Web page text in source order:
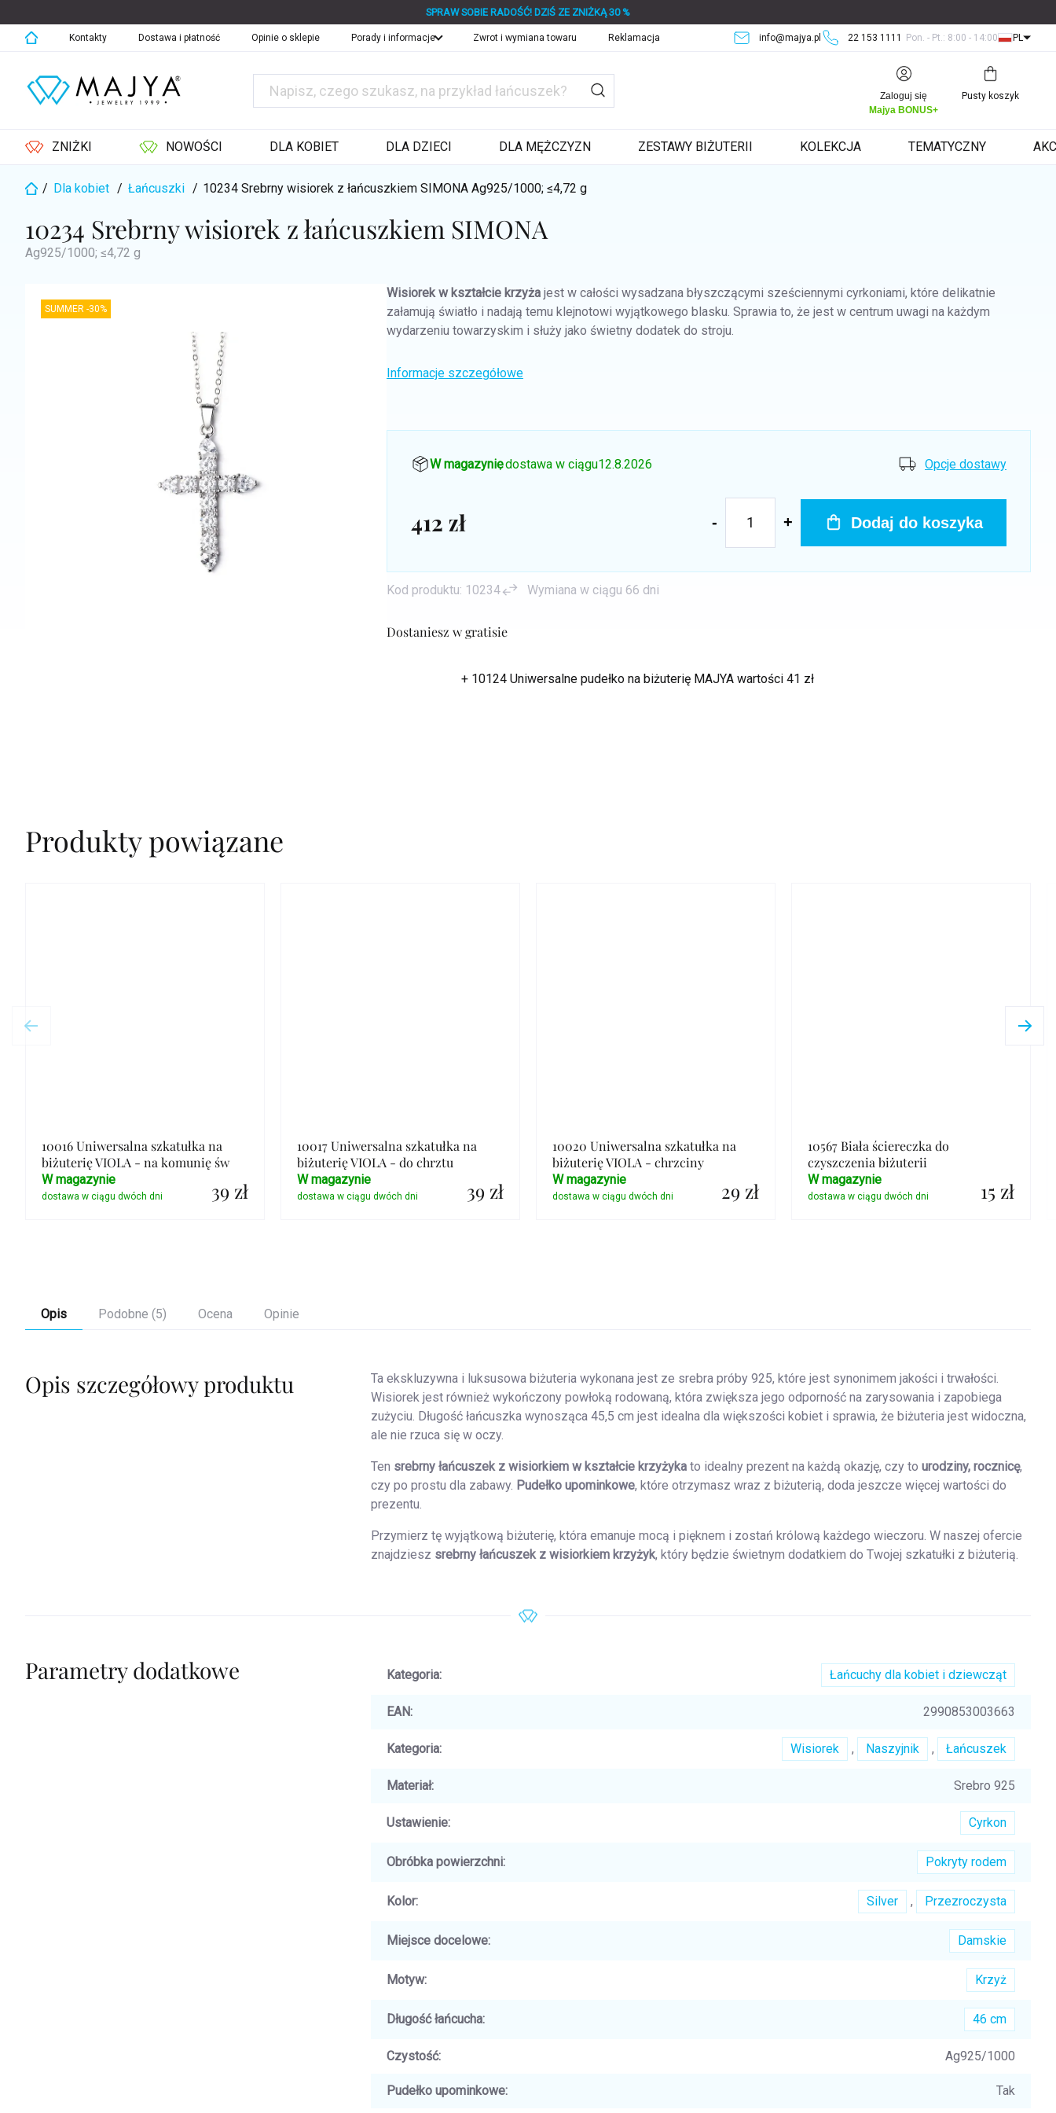
do
treści
SPRAW SOBIE RADOŚĆ! DZIŚ ZE ZNIŻKĄ 30 %
22 153 1111 Pon. - Pt.: 8:00 - 14:00
info@majya.pl
Kontakty Dostawa i płatność Opinie o sklepie Porady i informacje Zwrot i wymiana towaru Reklamacja PL
Zaloguj się
Majya BONUS+
Koszyk
Pusty koszyk
ZNIŻKI NOWOŚCI DLA KOBIET DLA DZIECI DLA MĘŻCZYZN ZESTAWY BIŻUTERII KOLEKCJA TEMATYCZNY
Home
/ Dla kobiet / Łańcuszki / 10234 Srebrny wisiorek z łańcuszkiem SIMONAAg925/1000; ≤4,72 g
10234 Srebrny wisiorek z łańcuszkiem SIMONA
Ag925/1000; ≤4,72 g
SUMMER -30%
Dostaniesz w gratisie
+ 10124 Uniwersalne pudełko na biżuterię MAJYA wartości 41 zł
Wisiorek w kształcie krzyża jest w całości wysadzana błyszczącymi sześciennymi cyrkoniami, które delikatnie
załamują światło i nadają temu klejnotowi wyjątkowego blasku. Sprawia to, że jest w centrum uwagi na każdym
wydarzeniu towarzyskim i służy jako świetny dodatek do stroju.
Informacje szczegółowe
W magazynie, dostawa w ciągu12.8.2026 Opcje dostawy
412 zł Dodaj do koszyka
Kod produktu: 10234 Wymiana w ciągu 66 dni
Produkty powiązane
10016 Uniwersalna szkatułka na
biżuterię VIOLA - na komunię św
39 zł
W magazynie
10017 Uniwersalna szkatułka na
biżuterię VIOLA - do chrztu
39 zł
W magazynie
10020 Uniwersalna szkatułka na
biżuterię VIOLA - chrzciny
29 zł
W magazynie
10567 Biała ściereczka do
czyszczenia biżuterii
15 zł
W magazynie
Opis Podobne (5) Ocena Opinie
Opis szczegółowy produktu
Ta ekskluzywna i luksusowa biżuteria wykonana jest ze srebra próby 925, które jest synonimem jakości i trwałości.
Wisiorek jest również wykończony powłoką rodowaną, która zwiększa jego odporność na zarysowania i zapobiega
zużyciu. Długość łańcuszka wynosząca 45,5 cm jest idealna dla większości kobiet i sprawia, że biżuteria jest widoczna,
ale nie rzuca się w oczy.
Ten srebrny łańcuszek z wisiorkiem w kształcie krzyżyka to idealny prezent na każdą okazję, czy to urodziny, rocznicę,
czy po prostu dla zabawy. Pudełko upominkowe, które otrzymasz wraz z biżuterią, doda jeszcze więcej wartości do
prezentu.
Przymierz tę wyjątkową biżuterię, która emanuje mocą i pięknem i zostań królową każdego wieczoru. W naszej ofercie
znajdziesz srebrny łańcuszek z wisiorkiem krzyżyk, który będzie świetnym dodatkiem do Twojej szkatułki z biżuterią.
Parametry dodatkowe Kategoria: Łańcuchy dla kobiet i dziewcząt
EAN: 2990853003663
Kategoria: Wisiorek , Naszyjnik , Łańcuszek
Materiał: Srebro 925
Ustawienie: Cyrkon
Obróbka powierzchni: Pokryty rodem
Kolor: Silver , Przezroczysta
Miejsce docelowe: Damskie
Motyw: Krzyż
Długość łańcucha: 46 cm
Czystość: Ag925/1000
Pudełko upominkowe: Tak